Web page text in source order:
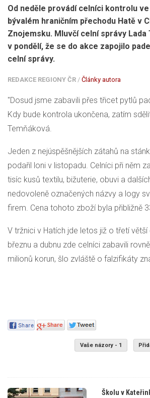
Od neděle provádí celníci kontrolu
bývalém hraničním přechodu Hatě v
Znojemsku. Mluvčí celní správy Lada
v pondělí, že se do akce zapojilo
celní správy.
REDAKCE REGIONY ČR / Články autora
"Dosud jsme zabavili přes třicet pytlů
Kdy bude kontrola ukončena, zatím
Temňáková.
Jeden z nejúspěšnějších zátahů na
podařil loni v listopadu. Celníci při něm
tisíc kusů textilu, bižuterie, obuvi a
nedovoleně označených názvy a logy
firem. Cena tohoto zboží byla přibližně
V tržnici v Hatích jde letos již o třetí
březnu a dubnu zde celníci zabavili
milionů korun, šlo zvláště o falzifikáty
Vaše názory - 1
Školu v